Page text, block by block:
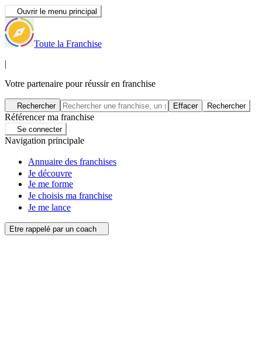
Ouvrir le menu principal
Toute la Franchise
|
Votre partenaire pour réussir en franchise
Rechercher Effacer Rechercher
Référencer ma franchise
Se connecter
Navigation principale
Annuaire des franchises
Je découvre
Je me forme
Je choisis ma franchise
Je me lance
Etre rappelé par un coach